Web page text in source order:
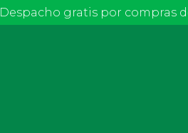
Despacho gratis por compras